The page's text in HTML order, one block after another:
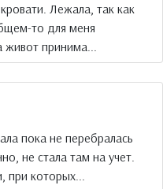
Лежала, так как
то для меня
принима...
пока не перебралась
не стала там на учет.
которых...